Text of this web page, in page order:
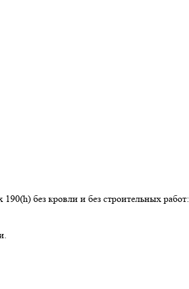
без кровли и без строительных работ: